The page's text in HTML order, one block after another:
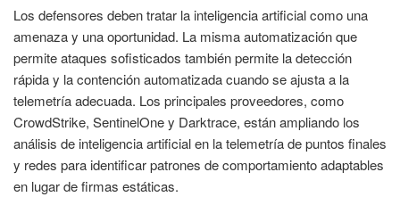
Los defensores deben tratar la inteligencia artificial como una
amenaza y una oportunidad. La misma automatización que
permite ataques sofisticados también permite la detección
rápida y la contención automatizada cuando se ajusta a la
telemetría adecuada. Los principales proveedores, como
CrowdStrike, SentinelOne y Darktrace, están ampliando los
análisis de inteligencia artificial en la telemetría de puntos finales
y redes para identificar patrones de comportamiento adaptables
en lugar de firmas estáticas.